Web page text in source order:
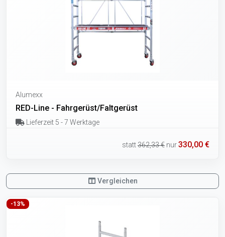
Alumexx
RED-Line - Fahrgerüst/Faltgerüst
Lieferzeit 5 - 7 Werktage
statt362,33 € nur330,00 €
Vergleichen
-13%